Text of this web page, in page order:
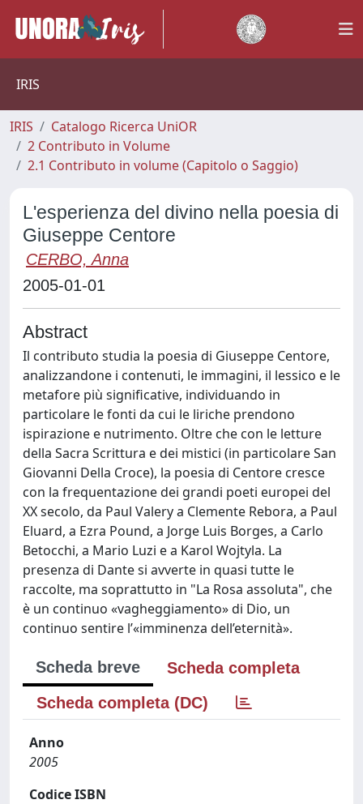
IRIS
IRIS
Catalogo Ricerca UniOR
2 Contributo in Volume
2.1 Contributo in volume (Capitolo o Saggio)
L'esperienza del divino nella poesia di
Giuseppe Centore
CERBO, Anna
2005-01-01
Abstract
Il contributo studia la poesia di Giuseppe Centore,
analizzandone i contenuti, le immagini, il lessico e le
metafore più significative, individuando in
particolare le fonti da cui le liriche prendono
ispirazione e nutrimento. Oltre che con le letture
della Sacra Scrittura e dei mistici (in particolare San
Giovanni Della Croce), la poesia di Centore cresce
con la frequentazione dei grandi poeti europei del
XX secolo, da Paul Valery a Clemente Rebora, a Paul
Eluard, a Ezra Pound, a Jorge Luis Borges, a Carlo
Betocchi, a Mario Luzi e a Karol Wojtyla. La
presenza di Dante si avverte in quasi tutte le
raccolte, ma soprattutto in "La Rosa assoluta", che
è un continuo «vagheggiamento» di Dio, un
continuo sentire l’«imminenza dell’eternità».
Scheda breve
Scheda completa
Scheda completa (DC)
Anno
2005
Codice ISBN